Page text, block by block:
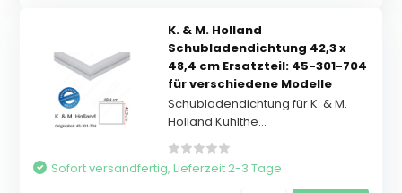
K. & M. Holland
Schubladendichtung 42,3 x
48,4 cm Ersatzteil: 45-301-704
für verschiedene Modelle
Schubladendichtung für K. & M.
Holland Kühlthe...
Sofort versandfertig, Lieferzeit 2-3 Tage